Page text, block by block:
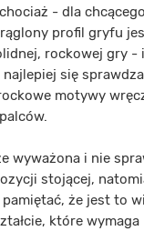
- dla
profil gryfu
rockowej gry -
się
motywy
wyważona i nie
stojącej,
że jest to
które wymaga